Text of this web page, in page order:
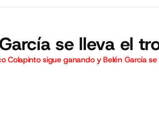
se lleva el
Colapinto sigue ganando y Belén García